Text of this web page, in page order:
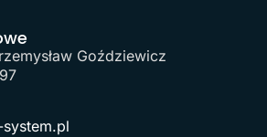
Goździewicz